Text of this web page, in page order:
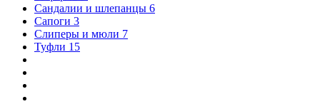
Сандалии и шлепанцы 6
Сапоги 3
Слиперы и мюли 7
Туфли 15